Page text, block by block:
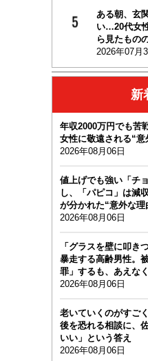
ある朝、玄
い…20代女
ら見たもの
2026年07月
新
年収2000万円でも苦
女性に敬遠される“意
2026年08月06日
値上げでも強い「チ
し、「パピコ」は減
が分かれた“意外な理
2026年08月06日
「グラスを壁に叩
暴走する高齢男性。
罪」するも、あえな
2026年08月06日
老いていくのがすご
後を恐れる相談に、
いい」という答え
2026年08月06日